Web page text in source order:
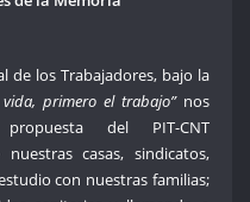
de los Trabajadores, bajo la
primero el trabajo”nos
del PIT-CNT
casas, sindicatos,
con nuestras familias;